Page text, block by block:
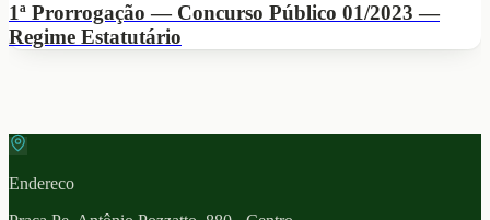
1ª Prorrogação — Concurso Público 01/2023 —
Regime Estatutário
Endereco